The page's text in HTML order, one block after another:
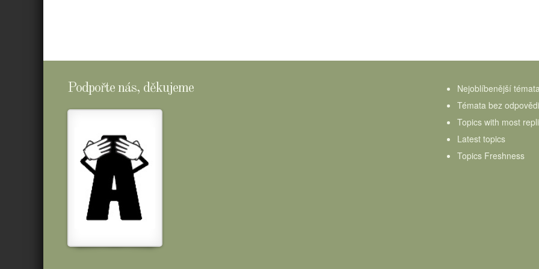
Podpořte nás, děkujeme
Nejoblíbenější
Témata bez odpovědi
Topics with most
Latest topics
Topics Freshness